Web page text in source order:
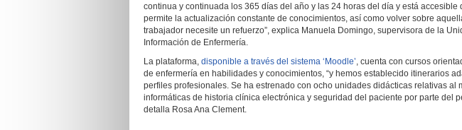
continua y continuada los 365 días del año y las 24 horas del día y está accesible
permite la actualización constante de conocimientos, así como volver sobre
trabajador necesite un refuerzo”, explica Manuela Domingo, supervisora de la
Información de Enfermería.
La plataforma, disponible a través del sistema ‘Moodle’, cuenta con cursos
de enfermería en habilidades y conocimientos, “y hemos establecido itinerarios
perfiles profesionales. Se ha estrenado con ocho unidades didácticas relativas al
informáticas de historia clínica electrónica y seguridad del paciente por parte del
detalla Rosa Ana Clement.